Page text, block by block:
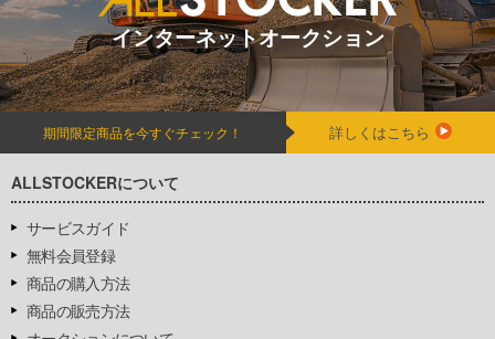
インターネットオークション
期間限定商品を今すぐチェック！ 詳しくはこちら
ALLSTOCKERについて
サービスガイド
無料会員登録
商品の購入方法
商品の販売方法